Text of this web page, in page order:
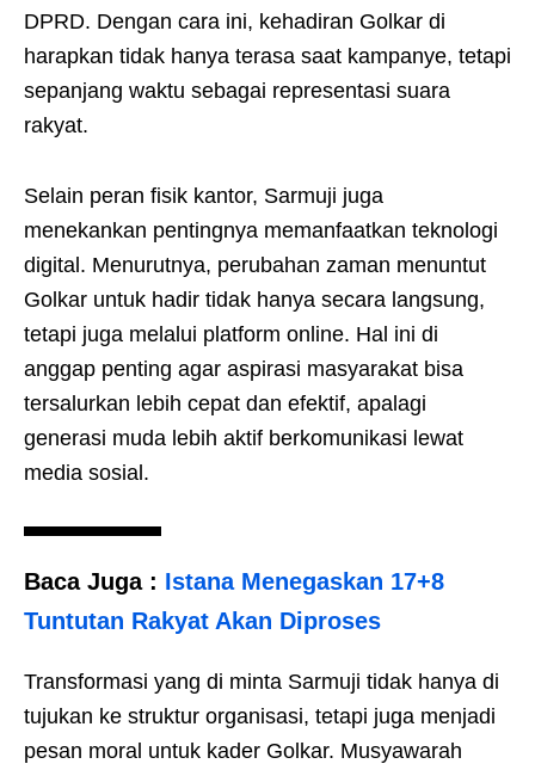
DPRD. Dengan cara ini, kehadiran Golkar di
harapkan tidak hanya terasa saat kampanye, tetapi
sepanjang waktu sebagai representasi suara
rakyat.
Selain peran fisik kantor, Sarmuji juga
menekankan pentingnya memanfaatkan teknologi
digital. Menurutnya, perubahan zaman menuntut
Golkar untuk hadir tidak hanya secara langsung,
tetapi juga melalui platform online. Hal ini di
anggap penting agar aspirasi masyarakat bisa
tersalurkan lebih cepat dan efektif, apalagi
generasi muda lebih aktif berkomunikasi lewat
media sosial.
Baca Juga : Istana Menegaskan 17+8
Tuntutan Rakyat Akan Diproses
Transformasi yang di minta Sarmuji tidak hanya di
tujukan ke struktur organisasi, tetapi juga menjadi
pesan moral untuk kader Golkar. Musyawarah